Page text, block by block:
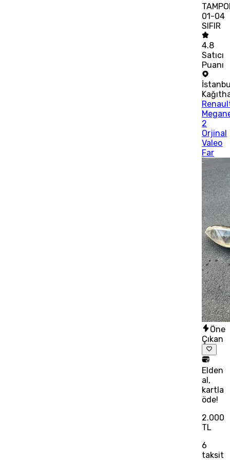
01-04
SIFIR
4.8
Satıcı
Puanı
2
Orjinal
Valeo
Far
Öne
Çıkan
Elden
al,
kartla
öde!
2.000
TL
6
taksit